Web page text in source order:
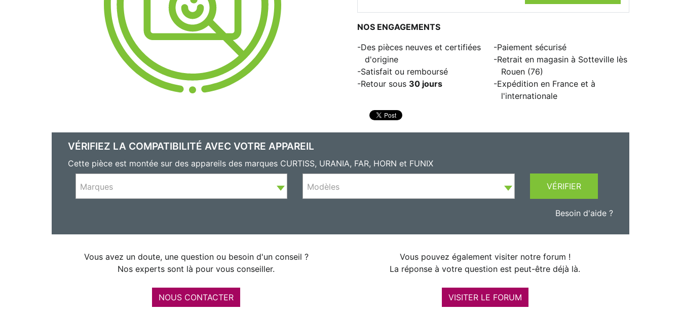
NOS ENGAGEMENTS
Des pièces neuves et certifiées
d'origine
Satisfait ou remboursé
Retour sous 30 jours
Paiement sécurisé
Retrait en magasin à Sotteville lès
Rouen (76)
Expédition en France et à
l'internationale
VÉRIFIEZ LA COMPATIBILITÉ AVEC VOTRE APPAREIL
Cette pièce est montée sur des appareils des marques CURTISS, URANIA, FAR, HORN et FUNIX
Marques Modèles VÉRIFIER
Besoin d'aide ?
Vous avez un doute, une question ou besoin d'un conseil ?
Nos experts sont là pour vous conseiller.
NOUS CONTACTER
Vous pouvez également visiter notre forum !
La réponse à votre question est peut-être déjà là.
VISITER LE FORUM